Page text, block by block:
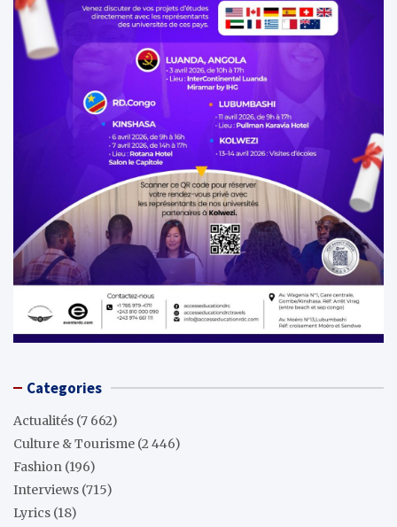
Categories
Actualités (7 662)
Culture & Tourisme (2 446)
Fashion (196)
Interviews (715)
Lyrics (18)